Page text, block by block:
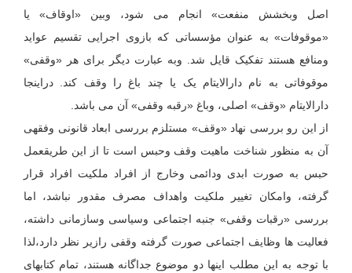
اصل وبخشش منفعت» انجام می شود، وبین «اوقاف» یا
«موقوفات» به عنوان مؤسساتی که بازوی اجرایی تقسیم عواید
ومنافع هستند تفکیک قایل شد. وبه عبارت دیگر برای هر «وقفی»
موقوفاتی به نام دارالایتام یک یا چند باغ را وقف کند. دراینجا
دارالایتام «وقف» اصلی، وباغ «رقبه وقفی» آن می باشد.
از این رو بررسی نهاد «وقف» مستلزم بررسی ابعاد قانونی وفقهی
آن به منظور شناخت ماهیت وقف وحبس است تا از این طریقعمل
حبس به صورت ابدی ودائمی وخارج از افراد ملکیت افراد قرار
گرفته، وامکان تغییر ملکیت واهداف مصرف مقدور نباشد، اما
بررسی «رقبات وقفی» جنبه اجتماعی وسیاسی وسازمانی داشته،
فعالیت ها وظایف اجتماعی صورت گرفته وقفی رازیر نظر دارد،لذا
با توجه به این مطلب اینها دو موضوع جداگانه هستند، تمام کتابهای